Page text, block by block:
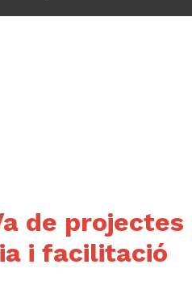
de projectes
i facilitació